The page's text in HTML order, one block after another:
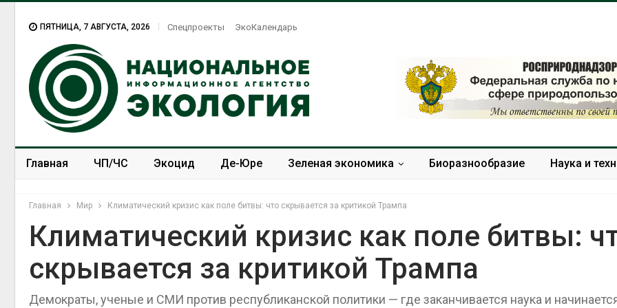
ПЯТНИЦА, 7 АВГУСТА, 2026 Спецпроекты ЭкоКалендарь
Главная ЧП/ЧС Экоцид Де-Юре Зеленая экономика Биоразнообразие Наука и
Главная Мир Климатический кризис как поле битвы: что скрывается за критикой Трампа
Климатический кризис как поле битвы:
скрывается за критикой Трампа
Демократы, ученые и СМИ против республиканской политики — где заканчивается наука и
В Домодедове
ликвидируют
химикатов после пожара
Панамский канал вновь
ограничивает загрузку
пресной воды